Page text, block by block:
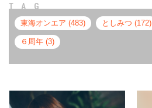
TAG
東海オンエア (483) としみつ (172)
６周年 (3)